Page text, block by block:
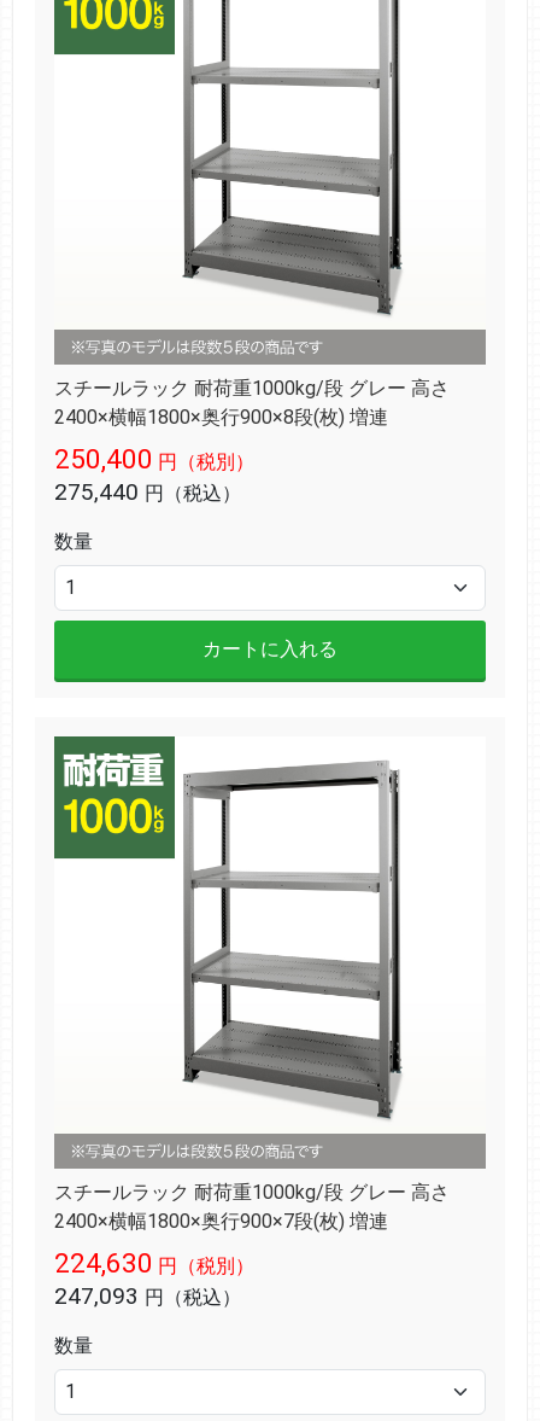
スチールラック 耐荷重1000kg/段 グレー 高さ
2400×横幅1800×奥行900×8段(枚) 増連
250,400 円（税別）
275,440 円（税込）
数量
カートに入れる
スチールラック 耐荷重1000kg/段 グレー 高さ
2400×横幅1800×奥行900×7段(枚) 増連
224,630 円（税別）
247,093 円（税込）
数量